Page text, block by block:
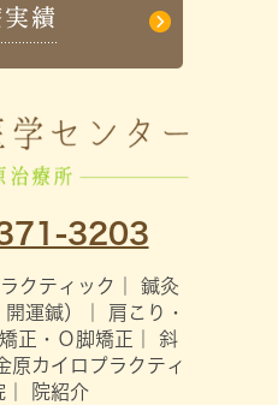
3203
クティック
鍼灸
運鍼）
肩こり・
正・Ｏ脚矯正
斜
原カイロプラクティ
｜ 院紹介